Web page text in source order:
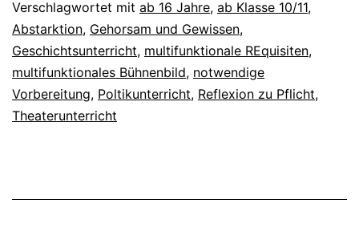
Verschlagwortet mit ab 16 Jahre, ab Klasse 10/11,
Abstarktion, Gehorsam und Gewissen,
Geschichtsunterricht, multifunktionale REquisiten,
multifunktionales Bühnenbild, notwendige
Vorbereitung, Poltikunterricht, Reflexion zu Pflicht,
Theaterunterricht